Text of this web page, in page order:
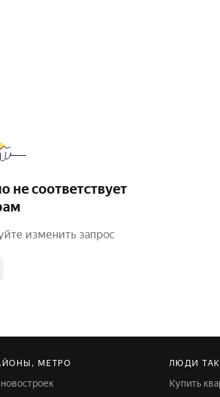
соответствует
изменить запрос
МЕТРО
новостроек
ЛЮДИ
Купить